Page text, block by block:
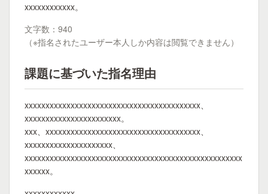
xxxxxxxxxxxx。
文字数：940
（※指名されたユーザー本人しか内容は閲覧できません）
課題に基づいた指名理由
xxxxxxxxxxxxxxxxxxxxxxxxxxxxxxxxxxxxxxxxxx、
xxxxxxxxxxxxxxxxxxxxxxx。
xxx、xxxxxxxxxxxxxxxxxxxxxxxxxxxxxxxxxxxxx、
xxxxxxxxxxxxxxxxxxxxx、
xxxxxxxxxxxxxxxxxxxxxxxxxxxxxxxxxxxxxxxxxxxxxxxxxxxx
xxxxxx。